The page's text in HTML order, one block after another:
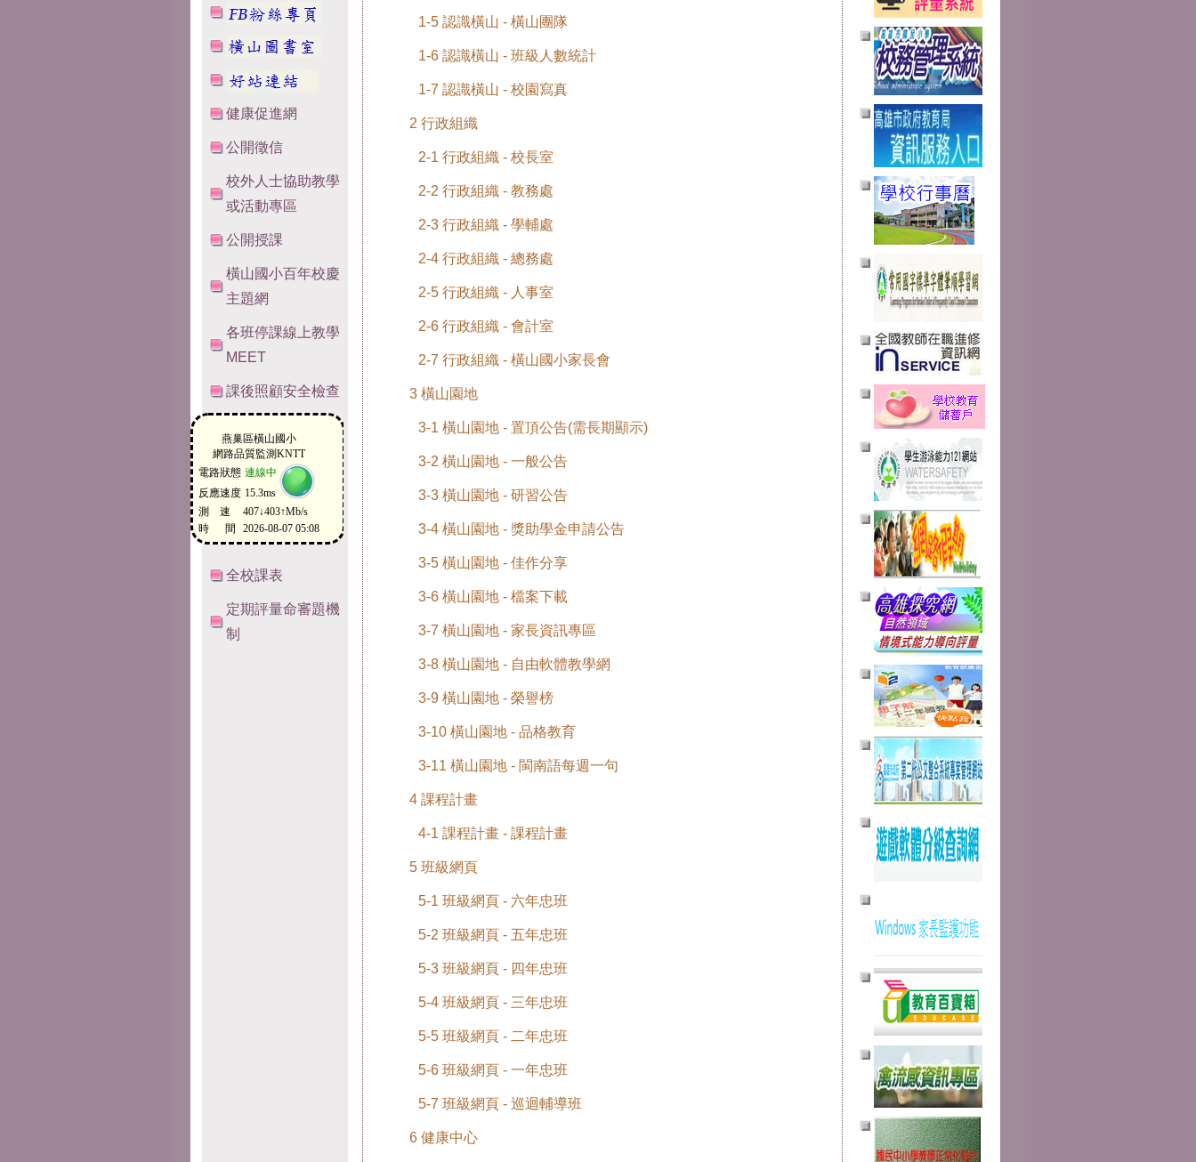
健康促進網
公開徵信
校外人士協助教學
或活動專區
公開授課
橫山國小百年校慶
主題網
各班停課線上教學
MEET
課後照顧安全檢查
全校課表
定期評量命審題機
制
1-5 認識橫山 - 橫山團隊
1-6 認識橫山 - 班級人數統計
1-7 認識橫山 - 校園寫真
2 行政組織
2-1 行政組織 - 校長室
2-2 行政組織 - 教務處
2-3 行政組織 - 學輔處
2-4 行政組織 - 總務處
2-5 行政組織 - 人事室
2-6 行政組織 - 會計室
2-7 行政組織 - 橫山國小家長會
3 橫山園地
3-1 橫山園地 - 置頂公告(需長期顯示)
3-2 橫山園地 - 一般公告
3-3 橫山園地 - 研習公告
3-4 橫山園地 - 獎助學金申請公告
3-5 橫山園地 - 佳作分享
3-6 橫山園地 - 檔案下載
3-7 橫山園地 - 家長資訊專區
3-8 橫山園地 - 自由軟體教學網
3-9 橫山園地 - 榮譽榜
3-10 橫山園地 - 品格教育
3-11 橫山園地 - 閩南語每週一句
4 課程計畫
4-1 課程計畫 - 課程計畫
5 班級網頁
5-1 班級網頁 - 六年忠班
5-2 班級網頁 - 五年忠班
5-3 班級網頁 - 四年忠班
5-4 班級網頁 - 三年忠班
5-5 班級網頁 - 二年忠班
5-6 班級網頁 - 一年忠班
5-7 班級網頁 - 巡迴輔導班
6 健康中心